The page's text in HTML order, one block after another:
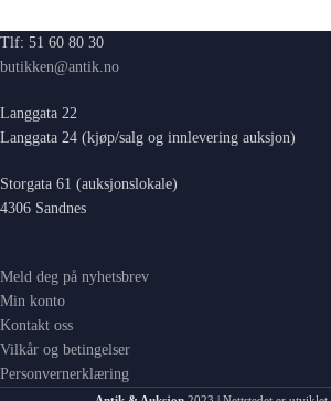
Tlf: 51 60 80 30
butikken@antik.no
Langgata 22
Langgata 24 (kjøp/salg og innlevering auksjon)
Storgata 61 (auksjonslokale)
4306 Sandnes
Meld deg på nyhetsbrev
Min konto
Kontakt oss
Vilkår og betingelser
Personvernerklæring